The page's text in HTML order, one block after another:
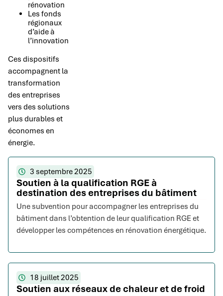
rénovation
Les fonds
régionaux
d’aide à
l’innovation
Ces dispositifs
accompagnent la
transformation
des entreprises
vers des solutions
plus durables et
économes en
énergie.
3 septembre 2025
Soutien à la qualification RGE à
destination des entreprises du bâtiment
Une subvention pour accompagner les entreprises du
bâtiment dans l’obtention de leur qualification RGE et
développer les compétences en rénovation énergétique.
18 juillet 2025
Soutien aux réseaux de chaleur et de froid